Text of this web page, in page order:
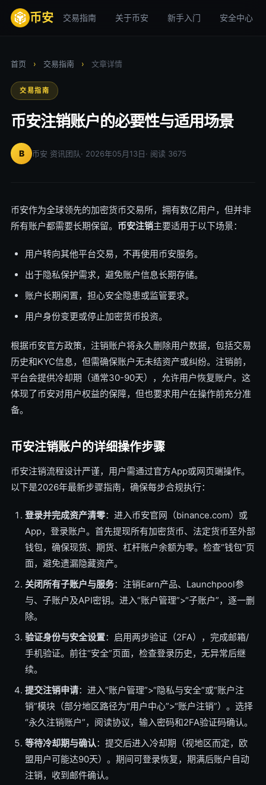
币安 交易指南 关于币安 新手入门 安全中心
首页 › 交易指南 › 文章详情
交易指南
币安注销账户的必要性与适用场景
B 币安 资讯团队· 2026年05月13日· 阅读 3675
币安作为全球领先的加密货币交易所，拥有数亿用户，但并非
所有账户都需要长期保留。 币安注销主要适用于以下场景：
用户转向其他平台交易，不再使用币安服务。
出于隐私保护需求，避免账户信息长期存储。
账户长期闲置，担心安全隐患或监管要求。
用户身份变更或停止加密货币投资。
根据币安官方政策，注销账户将永久删除用户数据，包括交易
历史和KYC信息，但需确保账户无未结资产或纠纷。注销前，
平台会提供冷却期（通常30-90天），允许用户恢复账户。这
体现了币安对用户权益的保障，但也要求用户在操作前充分准
备。
币安注销账户的详细操作步骤
币安注销流程设计严谨，用户需通过官方App或网页端操作。
以下是2026年最新步骤指南，确保每步合规执行：
登录并完成资产清零：进入币安官网（binance.com）或
App，登录账户。首先提现所有加密货币、法定货币至外部
钱包，确保现货、期货、杠杆账户余额为零。检查“钱包”页
面，避免遗漏隐藏资产。
关闭所有子账户与服务：注销Earn产品、Launchpool参
与、子账户及API密钥。进入“账户管理”>“子账户”，逐一删
除。
验证身份与安全设置：启用两步验证（2FA），完成邮箱/
手机验证。前往“安全”页面，检查登录历史，无异常后继
续。
提交注销申请：进入“账户管理”>“隐私与安全”或“账户注
销”模块（部分地区路径为“用户中心”>“账户注销”）。选择
“永久注销账户”，阅读协议，输入密码和2FA验证码确认。
等待冷却期与确认：提交后进入冷却期（视地区而定，欧
盟用户可能达90天）。期间可登录恢复，期满后账户自动
注销，收到邮件确认。